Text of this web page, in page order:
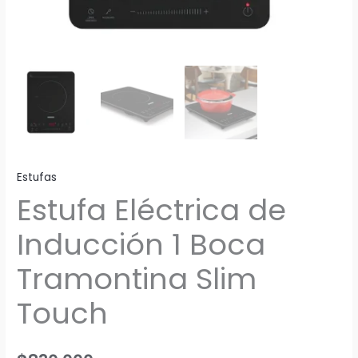
Estufas
Estufa Eléctrica de
Inducción 1 Boca
Tramontina Slim
Touch